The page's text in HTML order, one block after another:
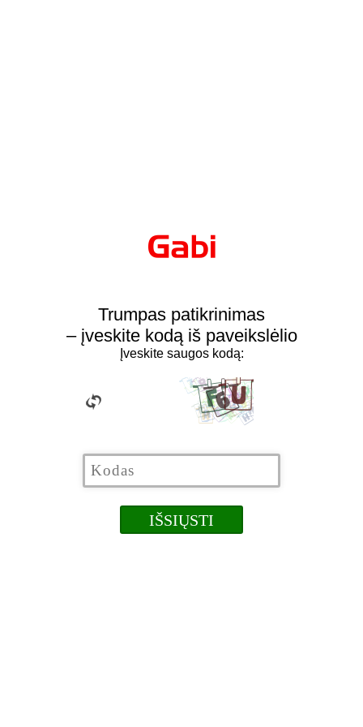
Trumpas patikrinimas
– įveskite kodą iš paveikslėlio
Įveskite saugos kodą: